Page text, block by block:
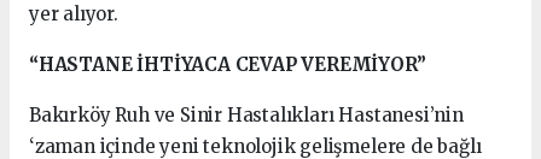
yer alıyor.
“HASTANE İHTİYACA CEVAP VEREMİYOR”
Bakırköy Ruh ve Sinir Hastalıkları Hastanesi’nin
‘zaman içinde yeni teknolojik gelişmelere de bağlı